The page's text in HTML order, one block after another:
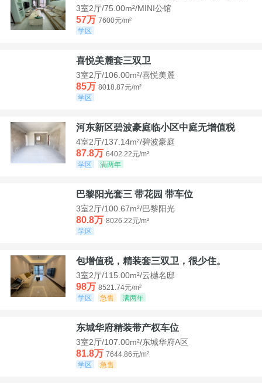
3室2厅/75.00m²/MINI公馆
57万 7600元/m²
学区
喜悦美麓套三双卫
3室2厅/106.00m²/喜悦美麓
85万 8018.87元/m²
学区
河东新区碧波豪庭临小区中庭无增值税
4室2厅/137.14m²/碧波豪庭
87.8万 6402.22元/m²
学区
满两年
巴黎阳光套三 带花园 带车位
3室2厅/100.67m²/巴黎阳光
80.8万 8026.22元/m²
学区
包增值税，精装套三双卫，很少住。
3室2厅/115.00m²/云樾名邸
98万 8521.74元/m²
学区
急售 满两年
东城华府精装带产权车位
3室2厅/107.00m²/东城华府A区
81.8万 7644.86元/m²
学区
急售